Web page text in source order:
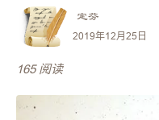
定芬
2019年12月25日
165 阅读